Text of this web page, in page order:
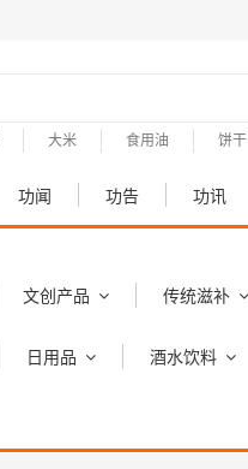
大米 食用油 饼干
功闻 功告 功讯
文创产品 传统滋补
日用品 酒水饮料